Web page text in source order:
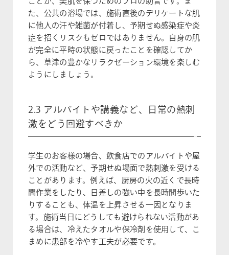
た、公共の浴場では、施術直後のデリケートな肌
に他人の汗や雑菌が付着し、予期せぬ感染症や炎
症を招くリスクもゼロではありません。自身の肌
が完全に平時の状態に戻ったことを確認してか
ら、草津の豊かなリラクゼーション環境を楽しむ
ようにしましょう。
2.3 アルバイトや講義など、日常の熱刺
激をどう回避すべきか
学生のお客様の場合、飲食店でのアルバイトや屋
外での活動など、予期せぬ場面で熱刺激を受ける
ことがあります。例えば、厨房の火の近くで長時
間作業をしたり、日差しの強い中を長時間歩いた
りすることも、体温を上昇させる一因となりま
す。施術当日にどうしても避けられない活動があ
る場合は、冷えたタオルや保冷剤を使用して、こ
まめに患部を冷やす工夫が必要です。